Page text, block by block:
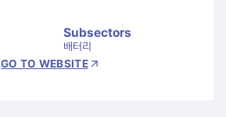
Subsectors
배터리
GO TO WEBSITE